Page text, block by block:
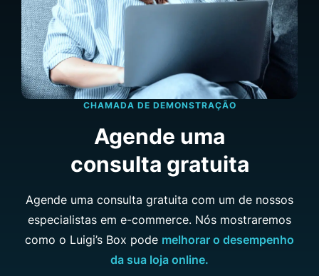
CHAMADA DE DEMONSTRAÇÃO
Agende uma
consulta gratuita
Agende uma consulta gratuita com um de nossos
especialistas em e-commerce. Nós mostraremos
como o Luigi’s Box pode melhorar o desempenho
da sua loja online.